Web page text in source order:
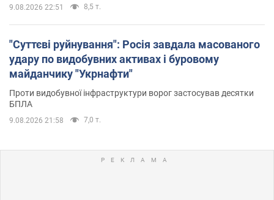
9.08.2026 22:51 8,5 т.
"Суттєві руйнування": Росія завдала масованого
удару по видобувних активах і буровому
майданчику "Укрнафти"
Проти видобувної інфраструктури ворог застосував десятки
БПЛА
9.08.2026 21:58 7,0 т.